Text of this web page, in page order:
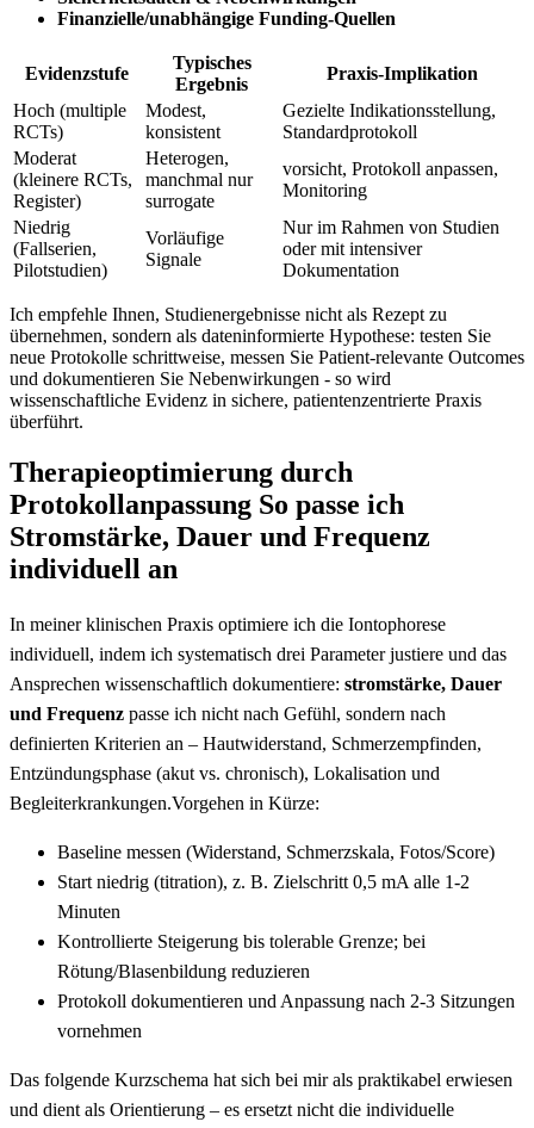
Finanzielle/unabhängige ⁢Funding-Quellen
Evidenzstufe
Typisches
‍Ergebnis
Praxis-Implikation
Hoch (multiple
RCTs)
Modest,
konsistent
Gezielte Indikationsstellung,
Standardprotokoll
Moderat
(kleinere‍ RCTs,
Register)
Heterogen,
‌manchmal nur
surrogate
vorsicht, ‍Protokoll⁢ anpassen,
Monitoring
Niedrig
⁢(Fallserien,
Pilotstudien)
Vorläufige
Signale
Nur ‌im Rahmen von ⁢Studien
oder mit intensiver
Dokumentation
Ich empfehle Ihnen, Studienergebnisse nicht ⁣als Rezept zu
übernehmen, sondern als dateninformierte⁤ Hypothese: testen Sie ​
neue ‌Protokolle schrittweise, messen​ Sie Patient-relevante Outcomes
und dokumentieren Sie Nebenwirkungen ⁤- so wird
⁤wissenschaftliche Evidenz in sichere, patientenzentrierte Praxis
überführt.
Therapieoptimierung durch
Protokollanpassung So passe ich‍
Stromstärke,​ Dauer⁣ und Frequenz
individuell​ an
In meiner⁣ klinischen Praxis optimiere ich die​ Iontophorese
individuell, indem ich systematisch drei Parameter justiere und ⁤das
Ansprechen⁣ wissenschaftlich dokumentiere: stromstärke, Dauer
‌und Frequenz passe ich nicht nach ​Gefühl, sondern ​nach
⁢definierten Kriterien an – ‌Hautwiderstand, Schmerzempfinden,
⁤Entzündungsphase (akut vs. ⁤chronisch), Lokalisation​ und
Begleiterkrankungen.Vorgehen in Kürze:
Baseline messen (Widerstand, ⁤Schmerzskala, Fotos/Score)
Start niedrig (titration), ‍z. B. Zielschritt 0,5‍ mA alle ⁤1-2
Minuten
Kontrollierte Steigerung bis tolerable Grenze; bei
Rötung/Blasenbildung‌ reduzieren
Protokoll⁤ dokumentieren und Anpassung ‌nach 2-3 Sitzungen ​
vornehmen
Das ​folgende‍ Kurzschema hat ​sich bei mir als praktikabel erwiesen
und‍ dient als Orientierung – es‌ ersetzt⁤ nicht die ‍individuelle⁤